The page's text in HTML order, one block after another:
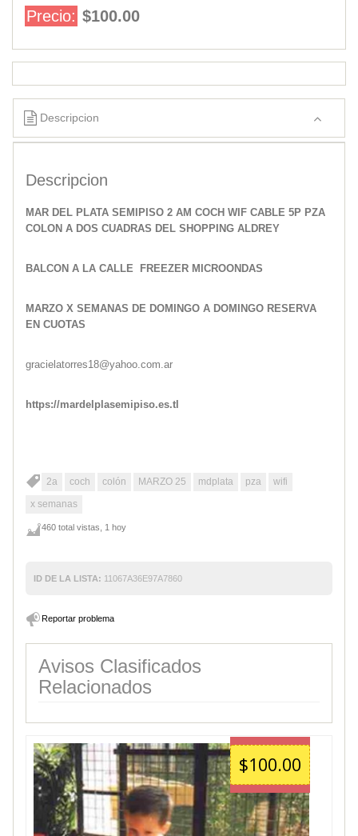
Precio: $100.00
Descripcion
Descripcion
MAR DEL PLATA SEMIPISO 2 AM COCH WIF CABLE 5P PZA
COLON A DOS CUADRAS DEL SHOPPING ALDREY
BALCON A LA CALLE FREEZER MICROONDAS
MARZO X SEMANAS DE DOMINGO A DOMINGO RESERVA
EN CUOTAS
gracielatorres18@yahoo.com.ar
https://mardelplasemipiso.es.tl
2a coch colón MARZO 25 mdplata pza
wifi
x semanas
460 total vistas, 1 hoy
ID DE LA LISTA: 11067A36E97A7860
Reportar problema
Avisos Clasificados
Relacionados
$100.00